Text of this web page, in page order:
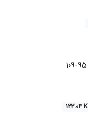
95-109
133.04 K